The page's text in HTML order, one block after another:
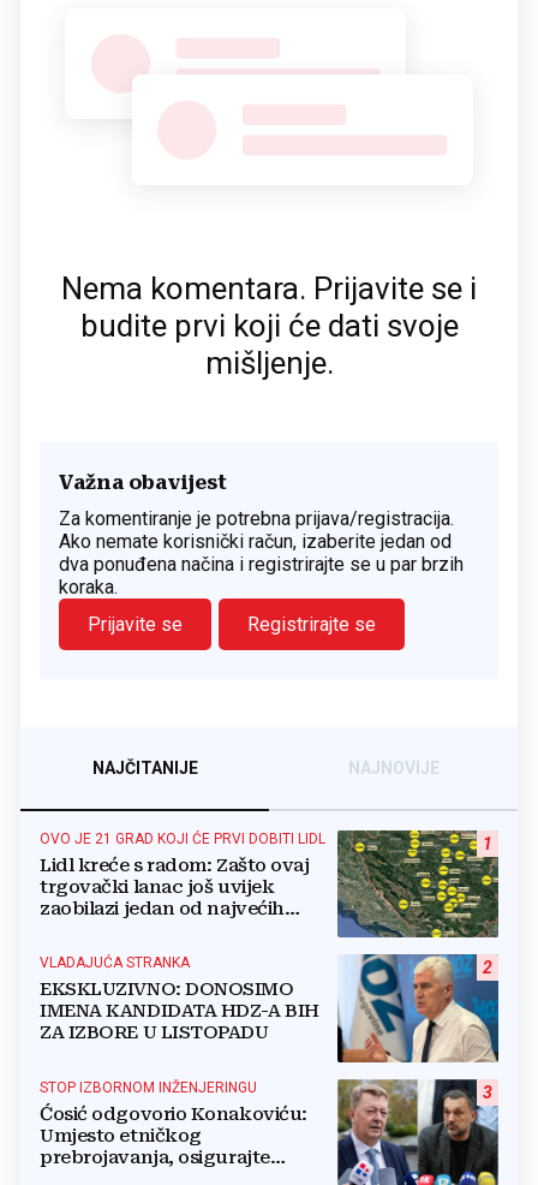
Nema komentara. Prijavite se i
budite prvi koji će dati svoje
mišljenje.
Važna obavijest
Za komentiranje je potrebna prijava/registracija.
Ako nemate korisnički račun, izaberite jedan od
dva ponuđena načina i registrirajte se u par brzih
koraka.
Prijavite se
Registrirajte se
NAJČITANIJE NAJNOVIJE
1
OVO JE 21 GRAD KOJI ĆE PRVI DOBITI LIDL
Lidl kreće s radom: Zašto ovaj
trgovački lanac još uvijek
zaobilazi jedan od najvećih
2
VLADAJUĆA STRANKA
EKSKLUZIVNO: DONOSIMO
IMENA KANDIDATA HDZ-A BIH
ZA IZBORE U LISTOPADU
3
STOP IZBORNOM INŽENJERINGU
Ćosić odgovorio Konakoviću:
Umjesto etničkog
prebrojavanja, osigurajte